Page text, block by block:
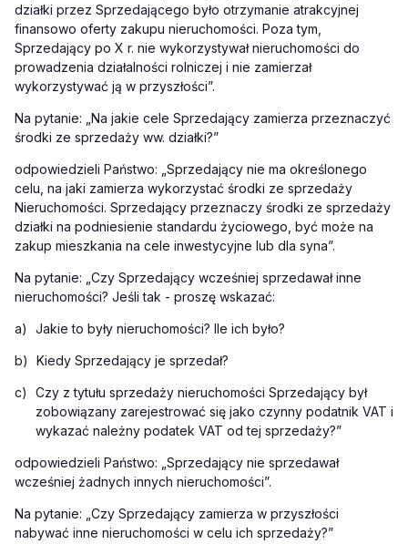
działki przez Sprzedającego było otrzymanie atrakcyjnej
finansowo oferty zakupu nieruchomości. Poza tym,
Sprzedający po X r. nie wykorzystywał nieruchomości do
prowadzenia działalności rolniczej i nie zamierzał
wykorzystywać ją w przyszłości”.
Na pytanie: „Na jakie cele Sprzedający zamierza przeznaczyć
środki ze sprzedaży ww. działki?”
odpowiedzieli Państwo: „Sprzedający nie ma określonego
celu, na jaki zamierza wykorzystać środki ze sprzedaży
Nieruchomości. Sprzedający przeznaczy środki ze sprzedaży
działki na podniesienie standardu życiowego, być może na
zakup mieszkania na cele inwestycyjne lub dla syna”.
Na pytanie: „Czy Sprzedający wcześniej sprzedawał inne
nieruchomości? Jeśli tak - proszę wskazać:
a) Jakie to były nieruchomości? Ile ich było?
b) Kiedy Sprzedający je sprzedał?
c)
Czy z tytułu sprzedaży nieruchomości Sprzedający był
zobowiązany zarejestrować się jako czynny podatnik VAT i
wykazać należny podatek VAT od tej sprzedaży?”
odpowiedzieli Państwo: „Sprzedający nie sprzedawał
wcześniej żadnych innych nieruchomości”.
Na pytanie: „Czy Sprzedający zamierza w przyszłości
nabywać inne nieruchomości w celu ich sprzedaży?”